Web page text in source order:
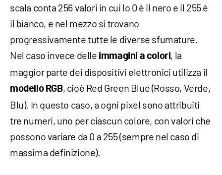
scala conta 256 valori in cui lo 0 è il nero e il 255 è
il bianco, e nel mezzo si trovano
progressivamente tutte le diverse sfumature.
Nel caso invece delle immagini a colori, la
maggior parte dei dispositivi elettronici utilizza il
modello RGB, cioè Red Green Blue (Rosso, Verde,
Blu). In questo caso, a ogni pixel sono attribuiti
tre numeri, uno per ciascun colore, con valori che
possono variare da 0 a 255 (sempre nel caso di
massima definizione).